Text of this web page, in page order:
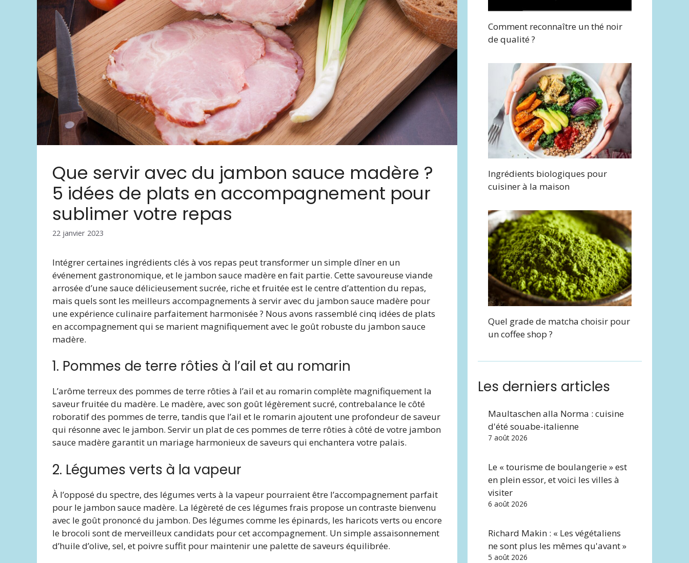
Que servir avec du jambon sauce madère ?
5 idées de plats en accompagnement pour
sublimer votre repas
22 janvier 2023
Intégrer certaines ingrédients clés à vos repas peut transformer un simple dîner en un
événement gastronomique, et le jambon sauce madère en fait partie. Cette savoureuse viande
arrosée d’une sauce délicieusement sucrée, riche et fruitée est le centre d’attention du repas,
mais quels sont les meilleurs accompagnements à servir avec du jambon sauce madère pour
une expérience culinaire parfaitement harmonisée ? Nous avons rassemblé cinq idées de plats
en accompagnement qui se marient magnifiquement avec le goût robuste du jambon sauce
madère.
1. Pommes de terre rôties à l’ail et au romarin
L’arôme terreux des pommes de terre rôties à l’ail et au romarin complète magnifiquement la
saveur fruitée du madère. Le madère, avec son goût légèrement sucré, contrebalance le côté
roboratif des pommes de terre, tandis que l’ail et le romarin ajoutent une profondeur de saveur
qui résonne avec le jambon. Servir un plat de ces pommes de terre rôties à côté de votre jambon
sauce madère garantit un mariage harmonieux de saveurs qui enchantera votre palais.
2. Légumes verts à la vapeur
À l’opposé du spectre, des légumes verts à la vapeur pourraient être l’accompagnement parfait
pour le jambon sauce madère. La légèreté de ces légumes frais propose un contraste bienvenu
avec le goût prononcé du jambon. Des légumes comme les épinards, les haricots verts ou encore
le brocoli sont de merveilleux candidats pour cet accompagnement. Un simple assaisonnement
d’huile d’olive, sel, et poivre suffit pour maintenir une palette de saveurs équilibrée.
Comment reconnaître un thé noir
de qualité ?
Ingrédients biologiques pour
cuisiner à la maison
Quel grade de matcha choisir pour
un coffee shop ?
Les derniers articles
Maultaschen alla Norma : cuisine
d'été souabe-italienne
7 août 2026
Le « tourisme de boulangerie » est
en plein essor, et voici les villes à
visiter
6 août 2026
Richard Makin : « Les végétaliens
ne sont plus les mêmes qu'avant »
5 août 2026